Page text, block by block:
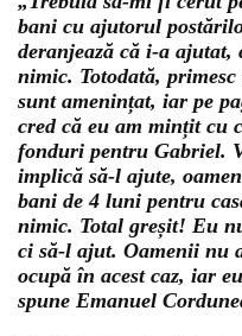
bani cu ajutorul
deranjează că i-a
nimic. Totodată,
sunt amenințat, iar pe
cred că eu am mințit cu
fonduri pentru Gabriel.
implică să-l ajute,
bani de 4 luni pentru
nimic. Total greșit! Eu
ci să-l ajut. Oamenii nu
ocupă în acest caz, iar
spune Emanuel